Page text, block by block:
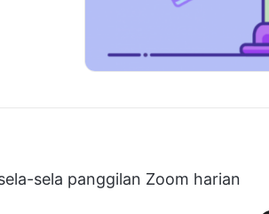
sela panggilan Zoom harian